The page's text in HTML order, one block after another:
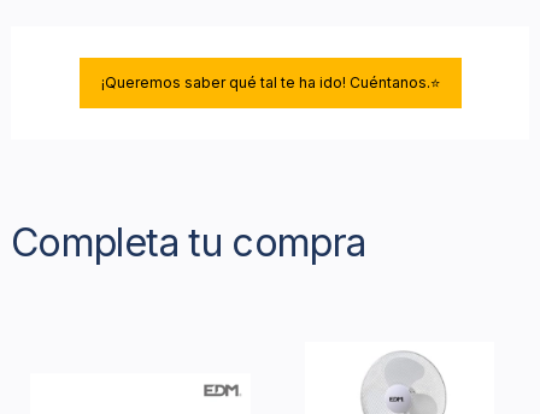
¡Queremos saber qué tal te ha ido! Cuéntanos.⭐
Completa tu compra